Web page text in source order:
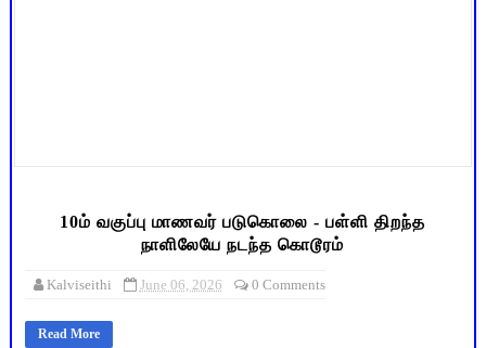
10ம் வகுப்பு மாணவர் படுகொலை - பள்ளி திறந்த
நாளிலேயே நடந்த கொடூரம்
Kalviseithi June 06, 2026 0 Comments
Read More